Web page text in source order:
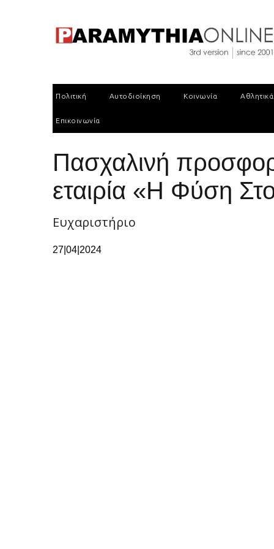
Πολιτική Αυτοδιοίκηση Κοινωνία Αθλητικά
Επικοινωνία
Πασχαλινή
εταιρία «Η Φύση
Ευχαριστήριο
27|04|2024